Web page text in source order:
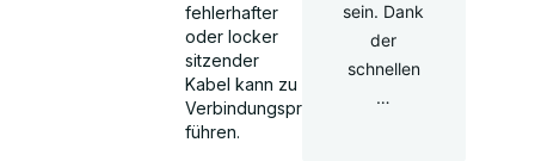
fehlerhafter
oder locker
sitzender
Kabel kann zu
Verbindungsproblemen
führen.
sein. Dank
der
schnellen
…